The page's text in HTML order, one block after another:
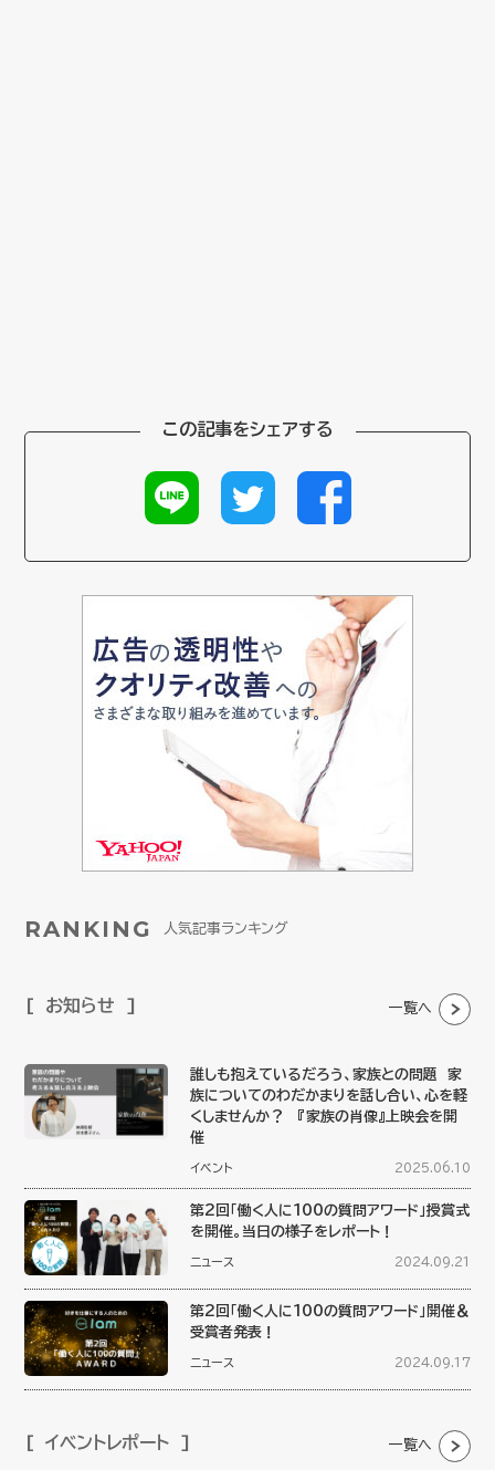
この記事をシェアする
RANKING 人気記事ランキング
お知らせ 一覧へ
誰しも抱えているだろう、家族との問題 家
族についてのわだかまりを話し合い、心を軽
くしませんか？ 『家族の肖像』上映会を開
催
イベント 2025.06.10
第2回「働く人に100の質問アワード」授賞式
を開催。当日の様子をレポート！
ニュース 2024.09.21
第2回「働く人に100の質問アワード」開催＆
受賞者発表！
ニュース 2024.09.17
イベントレポート 一覧へ